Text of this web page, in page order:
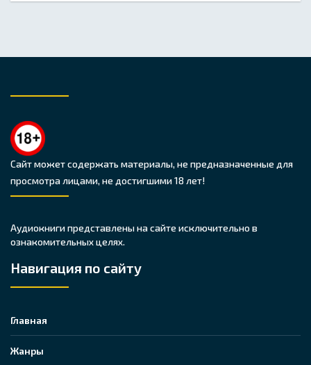
Сайт может содержать материалы, не предназначенные для
просмотра лицами, не достигшими 18 лет!
Аудиокниги представлены на сайте исключительно в
ознакомительных целях.
Навигация по сайту
Главная
Жанры